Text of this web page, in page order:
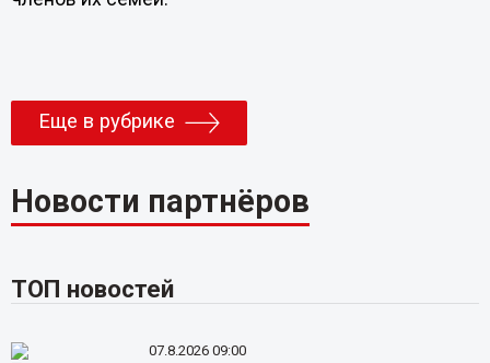
Еще в рубрике
Новости партнёров
ТОП новостей
07.8.2026 09:00